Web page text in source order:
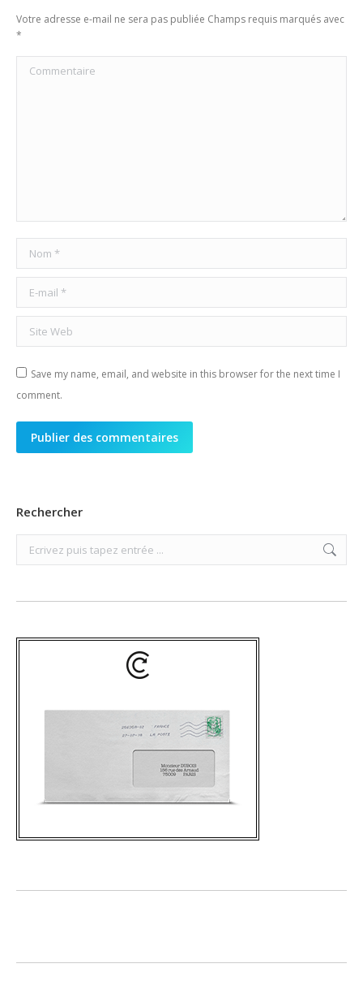
Votre adresse e-mail ne sera pas publiée Champs requis marqués avec
*
Commentaire
Nom *
E-mail *
Site Web
Save my name, email, and website in this browser for the next time I
comment.
Publier des commentaires
Rechercher
Search: